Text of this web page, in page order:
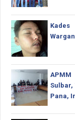
APMM
Pana,